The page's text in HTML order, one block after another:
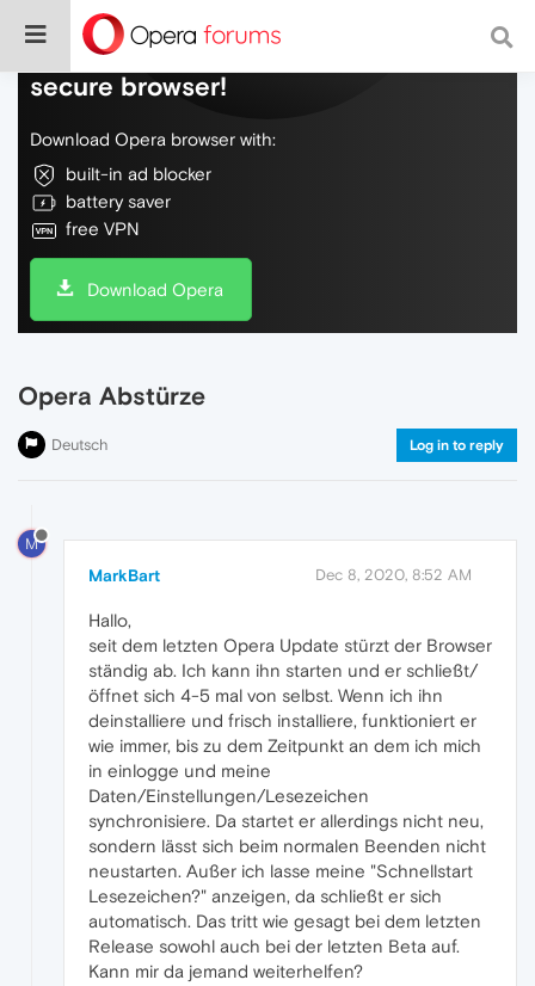
Do more on the web, with a fast and
secure browser!
Download Opera browser with:
built-in ad blocker
battery saver
free VPN
Download Opera
Opera Abstürze
Deutsch Log in to reply
M
MarkBart Dec 8, 2020, 8:52 AM
Hallo,
seit dem letzten Opera Update stürzt der Browser
ständig ab. Ich kann ihn starten und er schließt/
öffnet sich 4-5 mal von selbst. Wenn ich ihn
deinstalliere und frisch installiere, funktioniert er
wie immer, bis zu dem Zeitpunkt an dem ich mich
in einlogge und meine
Daten/Einstellungen/Lesezeichen
synchronisiere. Da startet er allerdings nicht neu,
sondern lässt sich beim normalen Beenden nicht
neustarten. Außer ich lasse meine "Schnellstart
Lesezeichen?" anzeigen, da schließt er sich
automatisch. Das tritt wie gesagt bei dem letzten
Release sowohl auch bei der letzten Beta auf.
Kann mir da jemand weiterhelfen?